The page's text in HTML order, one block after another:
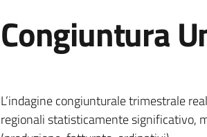
Congiuntura
L’indagine congiunturale trimestrale
regionali statisticamente significativo,